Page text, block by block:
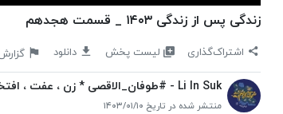
زندگی پس از زندگی ۱۴۰۳ _ قسمت هجدهم
اشتراک‌گذاری لیست پخش دانلود
Li In Suk - #طوفان_الاقصی * زن ، عفت ، افتخار - مرد ، عزت ، اقتدار*
منتشر شده در تاریخ ۱۴۰۳/۰۱/۱۰